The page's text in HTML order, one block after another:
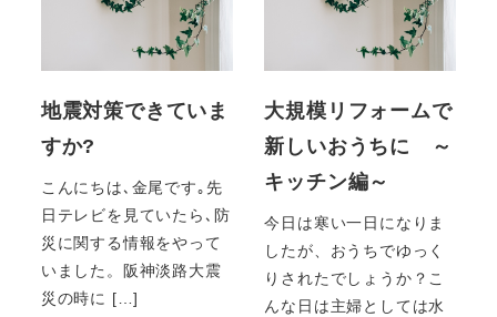
地震対策できていま
すか?
こんにちは､金尾です｡先
日テレビを見ていたら､防
災に関する情報をやって
いました。阪神淡路大震
災の時に […]
大規模リフォームで
新しいおうちに ～
キッチン編～
今日は寒い一日になりま
したが、おうちでゆっく
りされたでしょうか？こ
んな日は主婦としては水